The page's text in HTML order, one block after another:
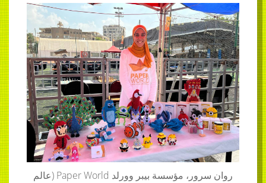
روان سرور، مؤسسة بيبر وورلد Paper World (عالم